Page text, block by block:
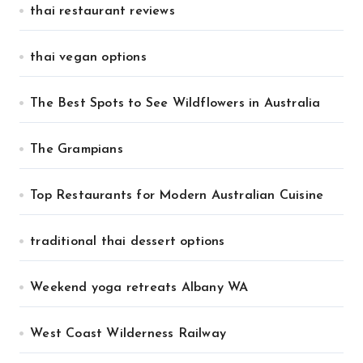
thai restaurant reviews
thai vegan options
The Best Spots to See Wildflowers in Australia
The Grampians
Top Restaurants for Modern Australian Cuisine
traditional thai dessert options
Weekend yoga retreats Albany WA
West Coast Wilderness Railway